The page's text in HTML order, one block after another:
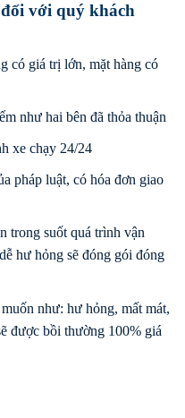
với quý khách
có giá trị lớn, mặt hàng có
như hai bên đã thỏa thuận
xe chạy 24/24
pháp luật, có hóa đơn giao
trong suốt quá trình vận
hư hỏng sẽ đóng gói đóng
như: hư hỏng, mất mát,
được bồi thường 100% giá